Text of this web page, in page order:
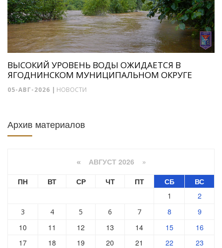
ВЫСОКИЙ УРОВЕНЬ ВОДЫ ОЖИДАЕТСЯ В
ЯГОДНИНСКОМ МУНИЦИПАЛЬНОМ ОКРУГЕ
05-АВГ-2026 | НОВОСТИ
Архив материалов
« АВГУСТ 2026 »
ПН
ВТ СР ЧТ ПТ СБ ВС
1 2
3 4 5 6 7 8
9
10
11 12 13 14 15
16
17
18 19 20 21 22
23